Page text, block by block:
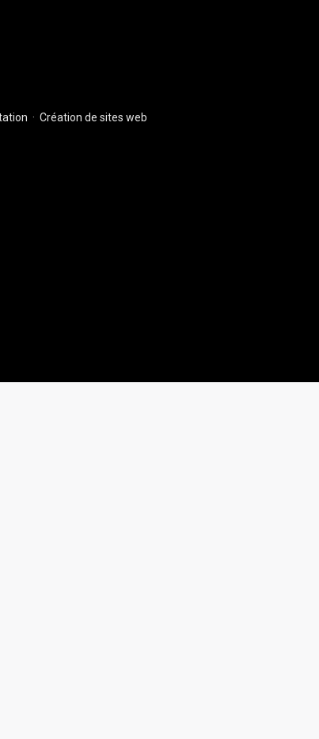
· Création de sites web